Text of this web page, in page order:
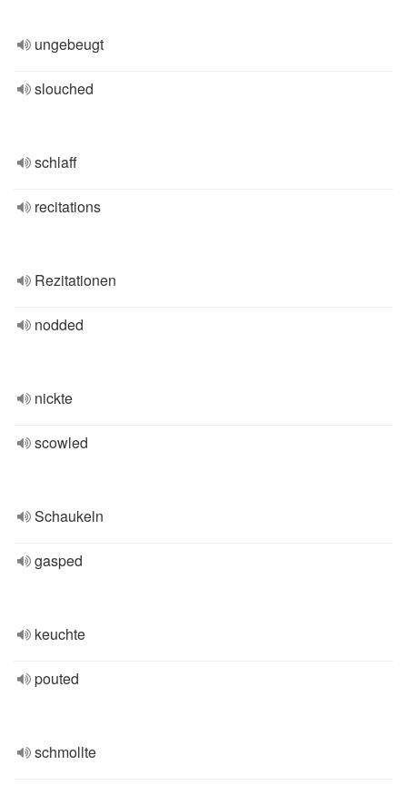
ungebeugt
slouched
schlaff
recitations
Rezitationen
nodded
nickte
scowled
Schaukeln
gasped
keuchte
pouted
schmollte